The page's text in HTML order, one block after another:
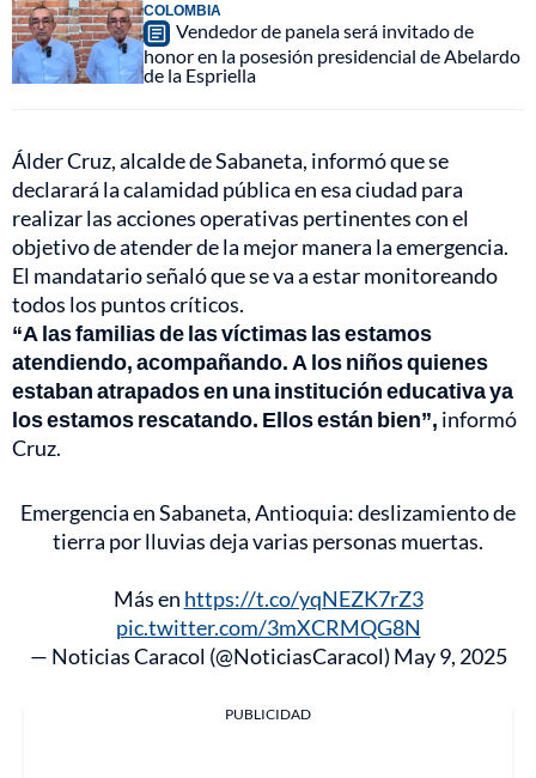
COLOMBIA
Vendedor de panela será invitado de
honor en la posesión presidencial de Abelardo
de la Espriella
Álder Cruz, alcalde de Sabaneta, informó que se
declarará la calamidad pública en esa ciudad para
realizar las acciones operativas pertinentes con el
objetivo de atender de la mejor manera la emergencia.
El mandatario señaló que se va a estar monitoreando
todos los puntos críticos.
“A las familias de las víctimas las estamos
atendiendo, acompañando. A los niños quienes
estaban atrapados en una institución educativa ya
los estamos rescatando. Ellos están bien”, informó
Cruz.
Emergencia en Sabaneta, Antioquia: deslizamiento de
tierra por lluvias deja varias personas muertas.
Más en https://t.co/yqNEZK7rZ3
pic.twitter.com/3mXCRMQG8N
— Noticias Caracol (@NoticiasCaracol) May 9, 2025
PUBLICIDAD